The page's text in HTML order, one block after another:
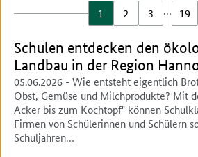
1 2 3 … 19
Schulen entdecken den
Landbau in der Region
05.06.2026 - Wie entsteht eigentlich
Obst, Gemüse und Milchprodukte? Mit
Acker bis zum Kochtopf" können
Firmen von Schülerinnen und Schülern
Schuljahren…